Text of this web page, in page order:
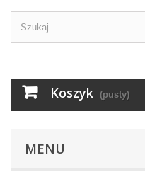
Koszyk (pusty)
MENU